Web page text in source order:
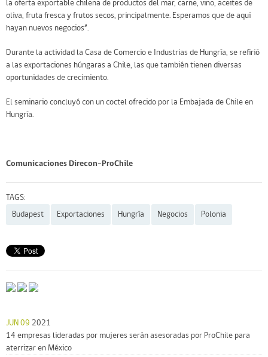
la oferta exportable chilena de productos del mar, carne, vino, aceites de
oliva, fruta fresca y frutos secos, principalmente. Esperamos que de aquí
hayan nuevos negocios”.
Durante la actividad la Casa de Comercio e Industrias de Hungría, se refirió
a las exportaciones húngaras a Chile, las que también tienen diversas
oportunidades de crecimiento.
El seminario concluyó con un coctel ofrecido por la Embajada de Chile en
Hungría.
Comunicaciones Direcon-ProChile
TAGS:
Budapest
Exportaciones Hungría Negocios Polonia
JUN 09 2021
14 empresas lideradas por mujeres serán asesoradas por ProChile para
aterrizar en México